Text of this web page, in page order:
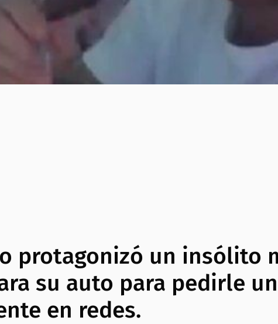
protagonizó un insólito
su auto para pedirle
en redes.